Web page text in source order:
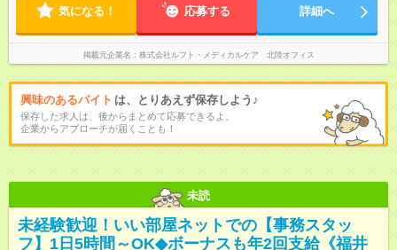
気になる！ 応募する 詳細へ
掲載元企業名 株式会社ルフト・メディカルケア 北陸オフィス
興味のあるバイト は、とりあえず保存しよう♪
保存した求人は、後からまとめて応募できるよ。
企業からアプローチが届くことも！
未読
未経験歓迎！いい部屋ネットでの【事務スタッ
フ】1日5時間～OK◆ボーナスも年2回支給《福井